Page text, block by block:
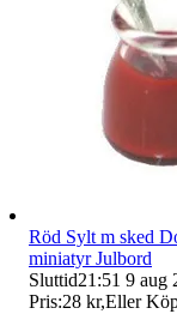
Röd Sylt m sked
miniatyr Julbord
Sluttid21:51 9 aug
Pris:28 kr,Eller